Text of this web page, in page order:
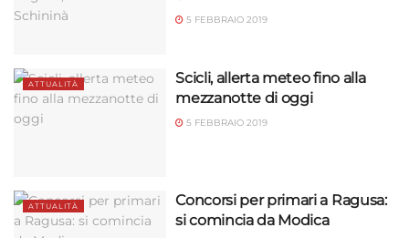
5 FEBBRAIO 2019
ATTUALITÀ
Scicli, allerta meteo fino alla
mezzanotte di oggi
5 FEBBRAIO 2019
ATTUALITÀ
Concorsi per primari a Ragusa:
si comincia da Modica